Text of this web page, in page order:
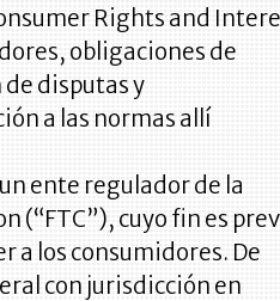
Rights and
obligaciones de
disputas y
a las normas allí
ente regulador de la
(“FTC”), cuyo fin es
a los consumidores. De
con jurisdicción en